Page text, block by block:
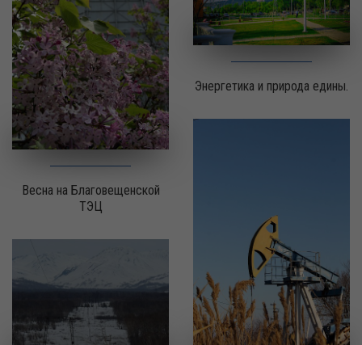
Весна на Благовещенской
ТЭЦ
Энергетика и природа едины.